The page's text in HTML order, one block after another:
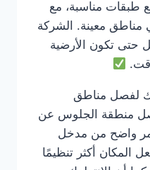
طبقات مناسبة، مع
مناطق معينة. الشركة
حتى تكون الأرضية
لفصل مناطق
منطقة الجلوس عن
واضح من مدخل
المكان أكثر تنظيمًا